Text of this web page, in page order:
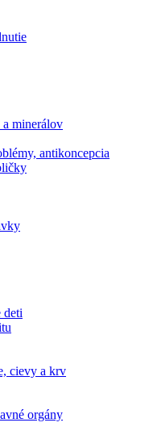
minerálov
antikoncepcia
deti
cievy a krv
orgány